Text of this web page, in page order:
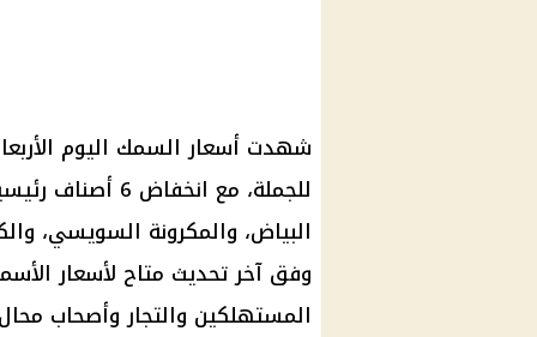
للجملة، مع
البياض، والمكرونة السويسي،
وفق آخر تحديث متاح لأسعار
المستهلكين والتجار وأصحاب